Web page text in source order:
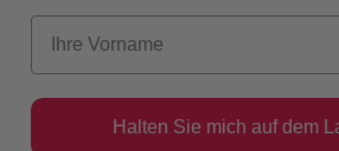
Halten Sie mich auf dem